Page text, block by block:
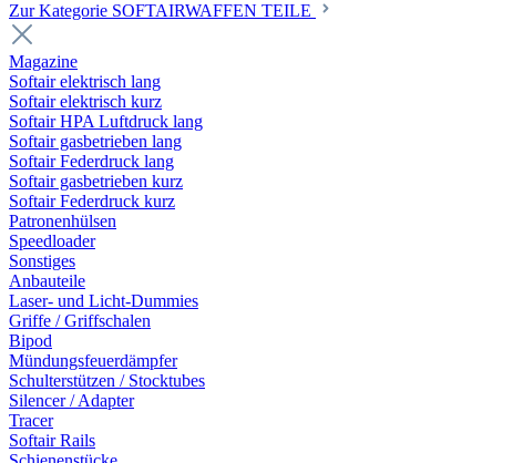
Zur Kategorie SOFTAIRWAFFEN TEILE
Magazine
Softair elektrisch lang
Softair elektrisch kurz
Softair HPA Luftdruck lang
Softair gasbetrieben lang
Softair Federdruck lang
Softair gasbetrieben kurz
Softair Federdruck kurz
Patronenhülsen
Speedloader
Sonstiges
Anbauteile
Laser- und Licht-Dummies
Griffe / Griffschalen
Bipod
Mündungsfeuerdämpfer
Schulterstützen / Stocktubes
Silencer / Adapter
Tracer
Softair Rails